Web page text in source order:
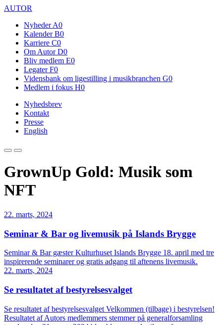
AUTOR
Nyheder A0
Kalender B0
Karriere C0
Om Autor D0
Bliv medlem E0
Legater F0
Vidensbank om ligestilling i musikbranchen G0
Medlem i fokus H0
Nyhedsbrev
Kontakt
Presse
English
GrownUp Gold: Musik som
NFT
22. marts, 2024
Seminar & Bar og livemusik på Islands Brygge
Seminar & Bar gæster Kulturhuset Islands Brygge 18. april med tre
inspirerende seminarer og gratis adgang til aftenens livemusik.
22. marts, 2024
Se resultatet af bestyrelsesvalget
Se resultatet af bestyrelsesvalget Velkommen (tilbage) i bestyrelsen!
Resultatet af Autors medlemmers stemmer på generalforsamling